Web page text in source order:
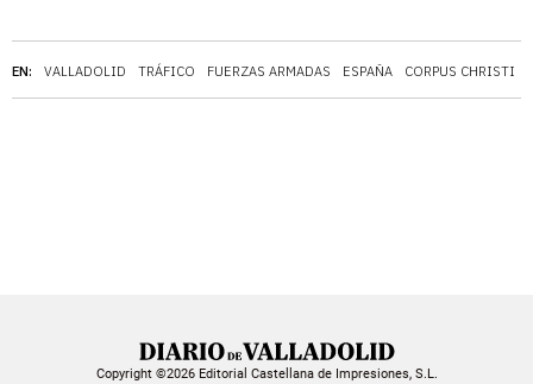
EN: VALLADOLID TRÁFICO FUERZAS ARMADAS ESPAÑA CORPUS CHRISTI
Copyright ©2026 Editorial Castellana de Impresiones, S.L.